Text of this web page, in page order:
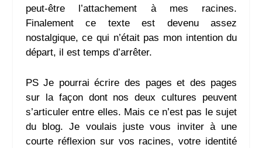
peut-être l’attachement à mes racines.
Finalement ce texte est devenu assez
nostalgique, ce qui n’était pas mon intention du
départ, il est temps d’arrêter.
PS Je pourrai écrire des pages et des pages
sur la façon dont nos deux cultures peuvent
s’articuler entre elles. Mais ce n’est pas le sujet
du blog. Je voulais juste vous inviter à une
courte réflexion sur vos racines, votre identité